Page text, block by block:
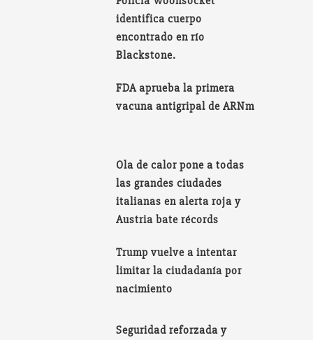
identifica cuerpo
encontrado en río
Blackstone.
FDA aprueba la primera
vacuna antigripal de ARNm
Ola de calor pone a todas
las grandes ciudades
italianas en alerta roja y
Austria bate récords
Trump vuelve a intentar
limitar la ciudadanía por
nacimiento
Seguridad reforzada y